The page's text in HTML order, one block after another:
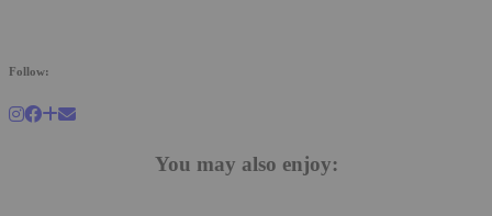
Follow:
You may also enjoy: